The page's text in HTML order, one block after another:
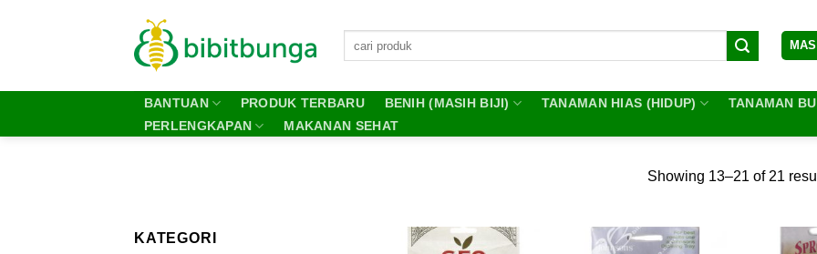
BANTUAN PRODUK TERBARU BENIH (MASIH BIJI) TANAMAN HIAS (HIDUP) TANAMAN
PERLENGKAPAN
MAKANAN SEHAT
Showing 13–21 of 21
KATEGORI